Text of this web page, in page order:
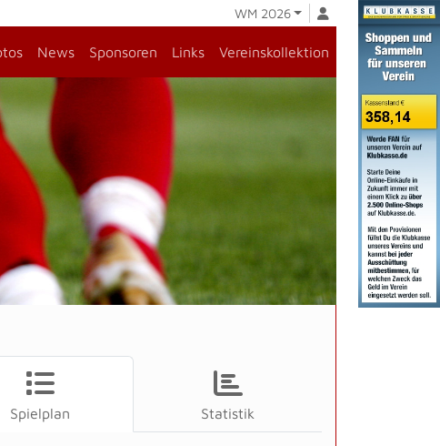
WM 2026
News Sponsoren Links Vereinskollektion
Spielplan Statistik